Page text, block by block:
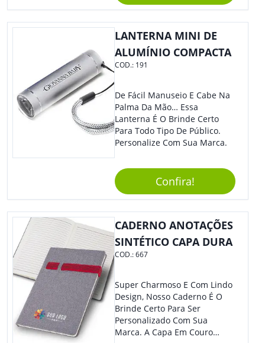
Recarregável E Botões De
Volume, Avanço, Retrocesso E
Para Atender Ligações, O
Brinde Ainda É Compatível
Com Diversos Aparelhos.
Demais, Não É?! O Design
Mais Charme, O Que
Certamente Agregará Grande
Destaque À Sua Marca.
LANTERNA MINI DE
ALUMÍNIO COMPACTA
COD.: 191
De Fácil Manuseio E Cabe Na
Palma Da Mão… Essa
Lanterna É O Brinde Certo
Para Todo Tipo De Público.
Personalize Com Sua Marca.
Confira!
CADERNO ANOTAÇÕES
SINTÉTICO CAPA DURA
COD.:667
Super Charmoso E Com Lindo
Design, Nosso Caderno É O
Brinde Certo Para Ser
Personalizado Com Sua
Marca. A Capa Em Couro